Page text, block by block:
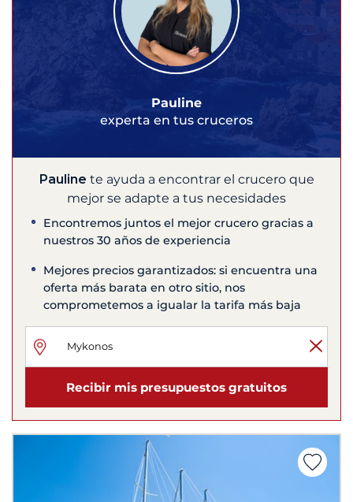
Pauline
experta en tus cruceros
Pauline te ayuda a encontrar el crucero que
mejor se adapte a tus necesidades
Encontremos juntos el mejor crucero gracias a
nuestros 30 años de experiencia
Mejores precios garantizados: si encuentra una
oferta más barata en otro sitio, nos
comprometemos a igualar la tarifa más baja
Recibir mis presupuestos gratuitos